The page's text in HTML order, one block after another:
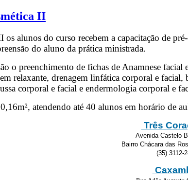
II
alunos do curso recebem a capacitação de
do aluno da prática ministrada.
o preenchimento de fichas de Anamnese
relaxante, drenagem linfática corporal e
corporal e facial e endermologia corporal e
atendendo até 40 alunos em horário de
Três
Avenida Castelo
Bairro Chácara das
(35) 3112-